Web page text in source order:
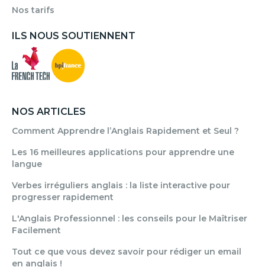
Nos tarifs
ILS NOUS SOUTIENNENT
NOS ARTICLES
Comment Apprendre l’Anglais Rapidement et Seul ?
Les 16 meilleures applications pour apprendre une
langue
Verbes irréguliers anglais : la liste interactive pour
progresser rapidement
L'Anglais Professionnel : les conseils pour le Maîtriser
Facilement
Tout ce que vous devez savoir pour rédiger un email
en anglais !